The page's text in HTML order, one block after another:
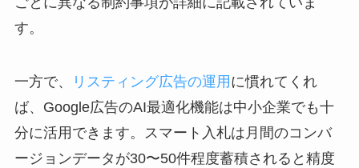
す。
一方で、 リスティング広告の運用 に慣れてくれ
ば、Google広告のAI最適化機能は中小企業でも十
分に活用できます。スマート入札は月間のコンバ
ージョンデータが30〜50件程度蓄積されると精度